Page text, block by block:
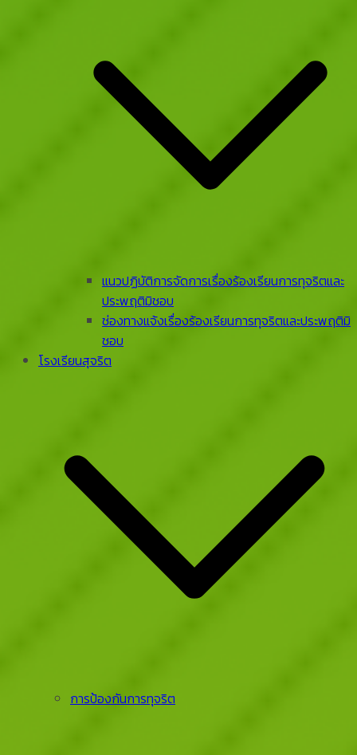
แนวปฏิบัติการจัดการเรื่องร้องเรียนการทุจริตและ
ประพฤติมิชอบ
ช่องทางแจ้งเรื่องร้องเรียนการทุจริตและประพฤติมิ
ชอบ
โรงเรียนสุจริต
การป้องกันการทุจริต